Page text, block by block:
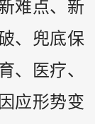
难点、新
、兜底保
、医疗、
应形势变